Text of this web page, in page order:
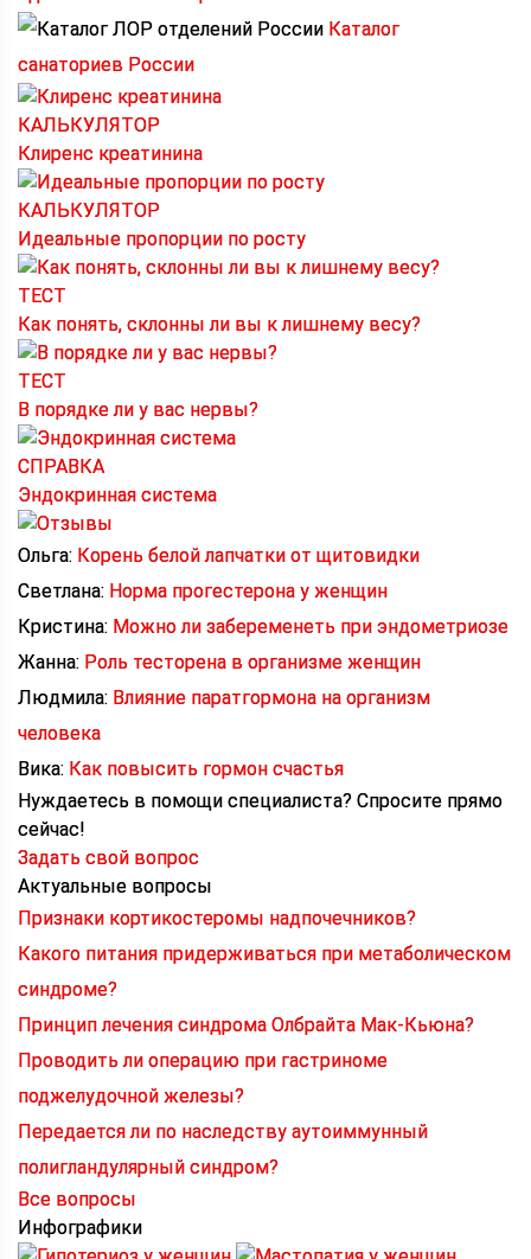
Каталог
санаториев России
КАЛЬКУЛЯТОР
Клиренс креатинина
КАЛЬКУЛЯТОР
Идеальные пропорции по росту
ТЕСТ
Как понять, склонны ли вы к лишнему весу?
ТЕСТ
В порядке ли у вас нервы?
СПРАВКА
Эндокринная система
Ольга: Корень белой лапчатки от щитовидки
Светлана: Норма прогестерона у женщин
Кристина: Можно ли забеременеть при эндометриозе
Жанна: Роль тесторена в организме женщин
Людмила: Влияние паратгормона на организм
человека
Вика: Как повысить гормон счастья
Нуждаетесь в помощи специалиста? Спросите прямо
сейчас!
Задать свой вопрос
Актуальные вопросы
Признаки кортикостеромы надпочечников?
Какого питания придерживаться при метаболическом
синдроме?
Принцип лечения синдрома Олбрайта Мак-Кьюна?
Проводить ли операцию при гастриноме
поджелудочной железы?
Передается ли по наследству аутоиммунный
полигландулярный синдром?
Все вопросы
Инфографики